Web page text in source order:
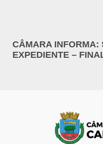
CÂMARA INFORMA:
EXPEDIENTE –